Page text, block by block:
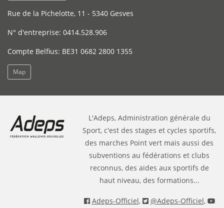
Rue de la Pichelotte, 11 - 5340 Gesves
N° d'entreprise: 0414.528.906
Compte Belfius: BE31 0682 2800 1355
Map
L'Adeps, Administration générale du
Sport, c'est des stages et cycles sportifs,
des marches Point vert mais aussi des
subventions au fédérations et clubs
reconnus, des aides aux sportifs de
haut niveau, des formations...
Adeps-Officiel, @Adeps-Officiel,